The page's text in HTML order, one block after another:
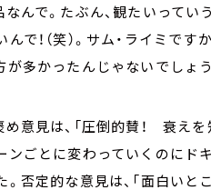
んで。たぶん、観たいってい
！（笑）。サム・ライミです
多かったんじゃないでしょう
意見は、「圧倒的賛！ 衰え
ンごとに変わっていくのにド
否定的な意見は、「面白いと